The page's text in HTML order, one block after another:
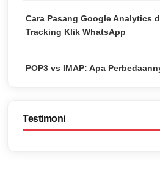
Cara Pasang Google Analytics
Tracking Klik WhatsApp
POP3 vs IMAP: Apa
Testimoni